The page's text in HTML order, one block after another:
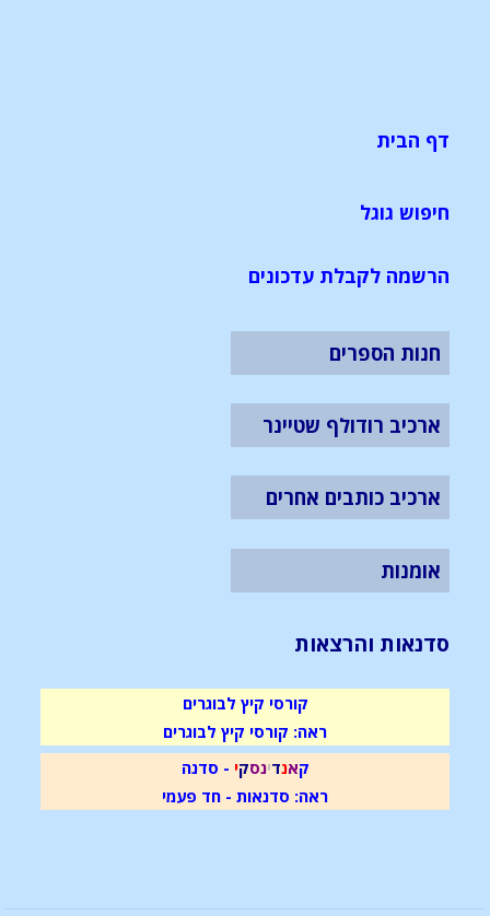
דף הבית
חיפוש גוגל
הרשמה לקבלת עדכונים
חנות הספרים
ארכיב רודולף שטיינר
ארכיב כותבים אחרים
אומנות
סדנאות והרצאות
קורסי קיץ לבוגרים
ראה: קורסי קיץ לבוגרים
קאנדינסקי - סדנה
ראה: סדנאות - חד פעמי